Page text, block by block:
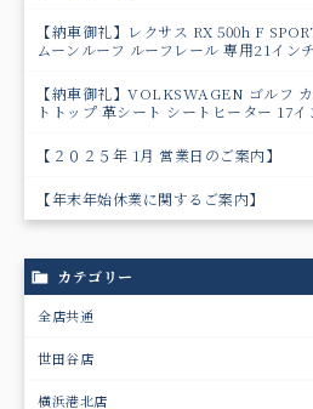
【納車御礼】レクサス RX 500h F
ムーンルーフ ルーフレール 専用21イン
【納車御礼】VOLKSWAGEN ゴルフ
トトップ 革シート シートヒーター 17イ
【２０２５年 1月 営業日のご案内】
【年末年始休業に関するご案内】
カテゴリー
全店共通
世田谷店
横浜港北店